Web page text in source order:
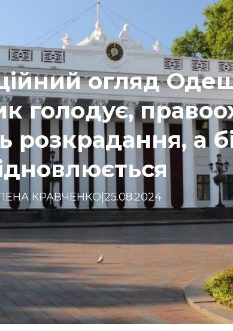
огляд
голодує,
розкрадання, а
КРАВЧЕНКО 25.08.2024